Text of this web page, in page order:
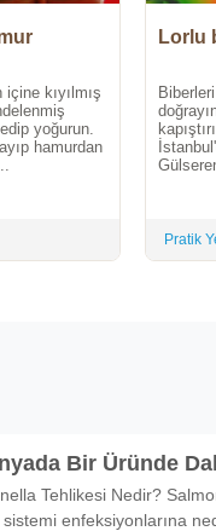
kıyılmış
yoğurun.
hamurdan
Lorlu
Pratik
Bir Üründe
Tehlikesi Nedir?
enfeksiyonlarına